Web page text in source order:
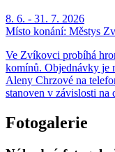
8. 6. - 31. 7. 2026
Místo konání: Městys
Ve Zvíkovci probíhá
komínů. Objednávky je
Aleny Chrzové na
stanoven v závislosti na
Fotogalerie